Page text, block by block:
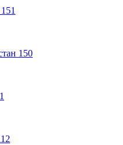
151
150